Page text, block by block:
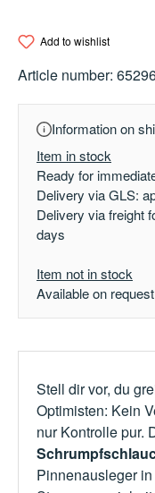
Add to wishlist
Article number:
Information on
Item in stock
Ready for
Delivery via GLS:
Delivery via freight
days
Item not in stock
Available on request
Stell dir vor, du
Optimisten: Kein
nur Kontrolle pur.
Pinnenausleger